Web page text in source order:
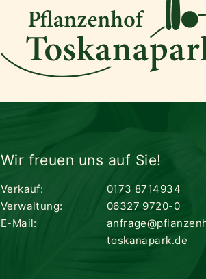
Wir freuen uns auf Sie!
Verkauf:
0173 8714934
Verwaltung:
06327 9720-0
E-Mail:
toskanapark.de